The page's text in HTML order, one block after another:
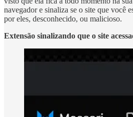
navegador e sinaliza se o site que você
por eles, desconhecido, ou malicioso.
Extensão sinalizando que o site